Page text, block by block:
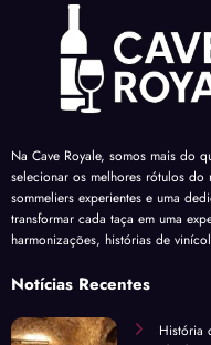
Na Cave Royale, somos mais do
selecionar os melhores rótulos
sommeliers experientes e uma
transformar cada taça em uma
harmonizações, histórias de
Notícias Recentes
História